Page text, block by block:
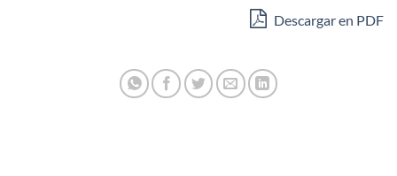
Descargar en PDF